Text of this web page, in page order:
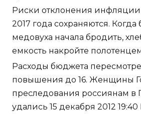
Риски отклонения инфляции
2017 года сохраняются. Когда
медовуха начала бродить,
емкость накройте
Расходы бюджета
повышения до 16. Женщины
преследования россиянам в
удались 15 декабря 2012